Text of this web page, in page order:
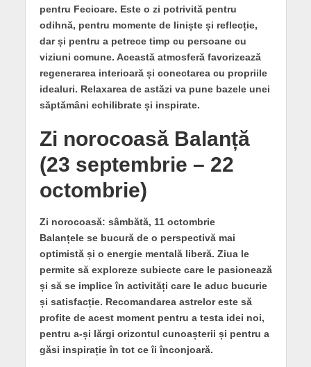
pentru Fecioare. Este o zi potrivită pentru
odihnă, pentru momente de liniște și reflecție,
dar și pentru a petrece timp cu persoane cu
viziuni comune. Această atmosferă favorizează
regenerarea interioară și conectarea cu propriile
idealuri. Relaxarea de astăzi va pune bazele unei
săptămâni echilibrate și inspirate.
Zi norocoasă Balanță
(23 septembrie – 22
octombrie)
Zi norocoasă: sâmbătă, 11 octombrie
Balanțele se bucură de o perspectivă mai
optimistă și o energie mentală liberă. Ziua le
permite să exploreze subiecte care le pasionează
și să se implice în activități care le aduc bucurie
și satisfacție. Recomandarea astrelor este să
profite de acest moment pentru a testa idei noi,
pentru a-și lărgi orizontul cunoașterii și pentru a
găsi inspirație în tot ce îi înconjoară.